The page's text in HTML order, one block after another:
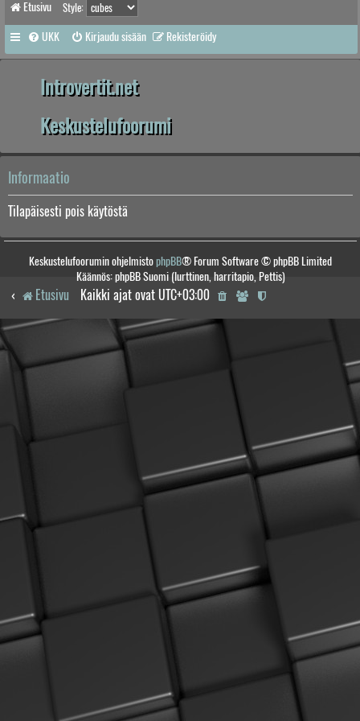
Etusivu Style:
UKK Kirjaudu sisään Rekisteröidy
Introvertit.net
Keskustelufoorumi
Informaatio
Tilapäisesti pois käytöstä
Keskustelufoorumin ohjelmistophpBB® Forum Software © phpBB Limited
Käännös: phpBB Suomi (lurttinen, harritapio, Pettis)
Etusivu Kaikki ajat ovat UTC+03:00